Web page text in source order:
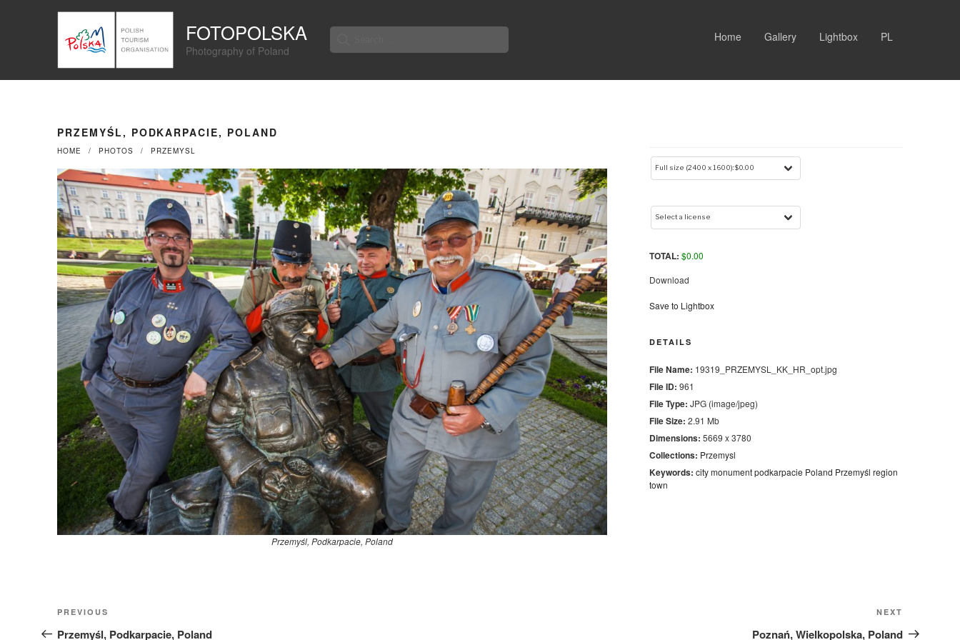
FOTOPOLSKA
Photography of Poland
Search
for:
Home Gallery Lightbox PL
PRZEMYŚL, PODKARPACIE, POLAND
HOME PHOTOS PRZEMYSL
Przemyśl, Podkarpacie, Poland
TOTAL: $0.00
Download
Save to Lightbox
DETAILS
File Name: 19319_PRZEMYSL_KK_HR_opt.jpg
File ID: 961
File Type: JPG (image/jpeg)
File Size: 2.91 Mb
Dimensions: 5669 x 3780
Collections: Przemysl
Keywords: citymonumentpodkarpacie Poland Przemyśl region
town
Nawigacja
wpisu
Previous
Post
PREVIOUS
Przemyśl, Podkarpacie, Poland
Post
NEXT
Poznań, Wielkopolska, Poland
Panel zarządzania plikami cookies